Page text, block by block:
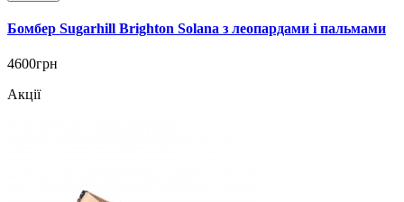
Бомбер Sugarhill Brighton Solana з леопардами і пальмами
4600грн
Акції